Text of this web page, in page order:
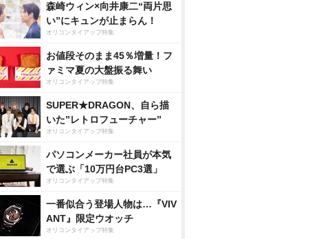
森崎ウィン×向井康二“両片思
い”にキュンが止まらん！
オリコンタイアップ特集
お値段そのまま45％増量！フ
ァミマ夏の大盤振る舞い
オリコンタイアップ特集
SUPER★DRAGON、自ら描
いた”レトロフューチャー”
オリコンタイアップ特集
パソコンメーカー社員が本気
で選ぶ「10万円台PC3選」
オリコンタイアップ特集
一番似合う登場人物は…『VIV
ANT』限定ウオッチ
オリコンタイアップ特集